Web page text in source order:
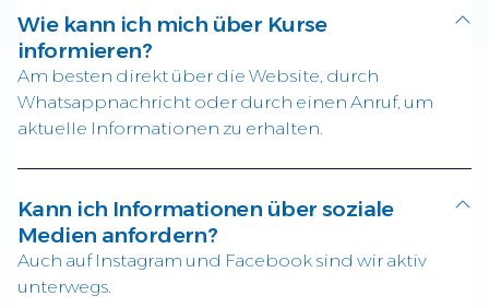
Wie kann ich mich über Kurse
informieren?
Am besten direkt über die Website, durch
Whatsappnachricht oder durch einen Anruf, um
aktuelle Informationen zu erhalten.
Kann ich Informationen über soziale
Medien anfordern?
Auch auf Instagram und Facebook sind wir aktiv
unterwegs.